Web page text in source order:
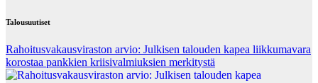
Talousuutiset
Rahoitusvakausviraston arvio: Julkisen talouden kapea liikkumavara
korostaa pankkien kriisivalmiuksien merkitystä